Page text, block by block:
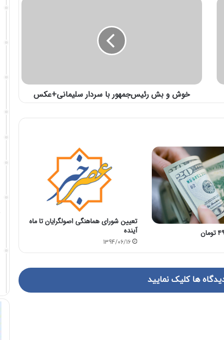
خوش و بش رئیس‌جمهور با سردار سلیمانی+عکس
تعیین شورای هماهنگی اصولگرایان تا ماه
آینده
1394/06/16
ها کلیک نمایید